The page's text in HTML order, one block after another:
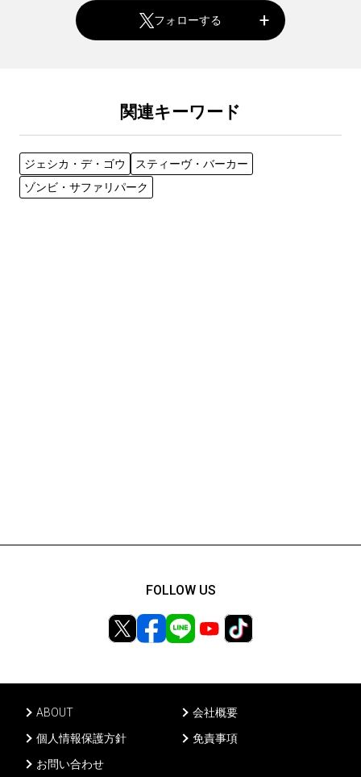
フォローする
関連キーワード
ジェシカ・デ・ゴウ
スティーヴ・バーカー
ゾンビ・サファリパーク
ABOUT
会社概要
個人情報保護方針
免責事項
お問い合わせ
FOLLOW US